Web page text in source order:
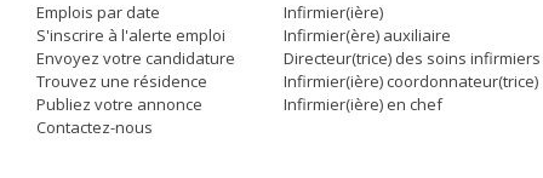
Emplois par date
S'inscrire à l'alerte emploi
Envoyez votre candidature
Trouvez une résidence
Publiez votre annonce
Contactez-nous
Infirmier(ière)
Infirmier(ère) auxiliaire
Directeur(trice) des soins infirmiers
Infirmier(ière) coordonnateur(trice)
Infirmier(ière) en chef